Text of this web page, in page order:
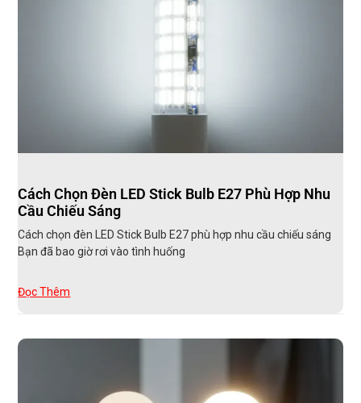
Cách Chọn Đèn LED Stick Bulb E27 Phù Hợp Nhu
Cầu Chiếu Sáng
Cách chọn đèn LED Stick Bulb E27 phù hợp nhu cầu chiếu sáng
Bạn đã bao giờ rơi vào tình huống
Đọc Thêm